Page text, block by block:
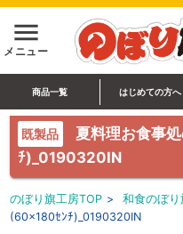
menu
メニュー
商品一覧 はじめての方へ
既製品
夏料理お食事
ﾁ)_0190320IN
のぼり旗工房TOP > 和食のぼり
(60×180ｾﾝﾁ)_0190320IN